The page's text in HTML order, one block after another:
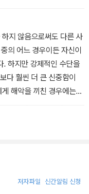
의 교훈들은 그들의 지
상쾌한 말들을 들었을
를 그들에게서 만들어내
지 않음으로써도 다른 사
의 어느 경우이든 자신이
. 하지만 강제적인 수단을
다 훨씬 더 큰 신중함이
해악을 끼친 경우에는
악을 미연에 끼친 경우에
히 명백한 경우가 많이
저자파일 신간알림 신청